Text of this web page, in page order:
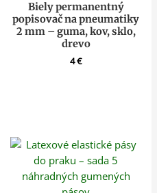
Biely permanentný
popisovač na pneumatiky
2 mm – guma, kov, sklo,
drevo
4€